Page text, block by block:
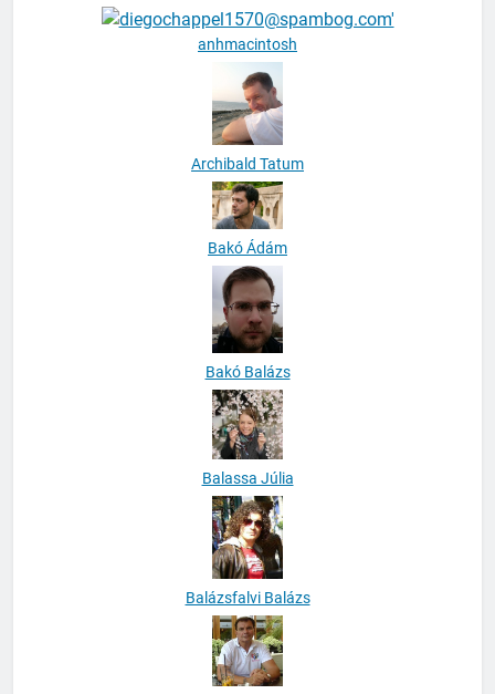
anhmacintosh
Archibald Tatum
Bakó Ádám
Bakó Balázs
Balassa Júlia
Balázsfalvi Balázs